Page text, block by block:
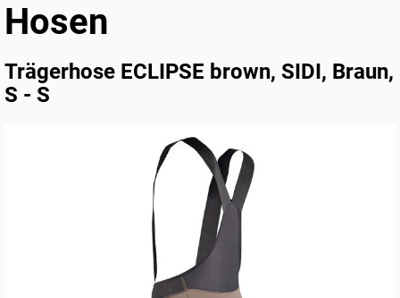
Hosen
Trägerhose ECLIPSE brown, SIDI, Braun,
S - S